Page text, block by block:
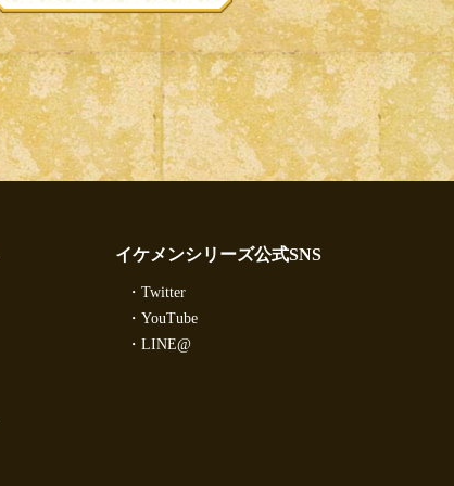
イケメンシリーズ公式SNS
Twitter
YouTube
LINE@